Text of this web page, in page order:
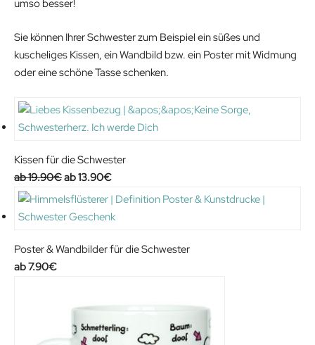
umso besser!
Sie können Ihrer Schwester zum Beispiel ein süßes und
kuscheliges Kissen, ein Wandbild bzw. ein Poster mit Widmung
oder eine schöne Tasse schenken.
Kissen für die Schwester
19.90€O
r
i
i
13.90€C
u
r
e
i
Poster & Wandbilder für die Schwester
7.90€